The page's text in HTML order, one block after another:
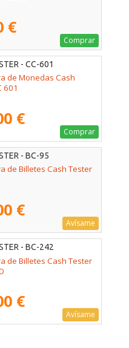
€
Comprar
- CC-601
de Monedas Cash
601
€
Comprar
- BC-95
de Billetes Cash Tester
€
Avísame
- BC-242
de Billetes Cash Tester
€
Avísame